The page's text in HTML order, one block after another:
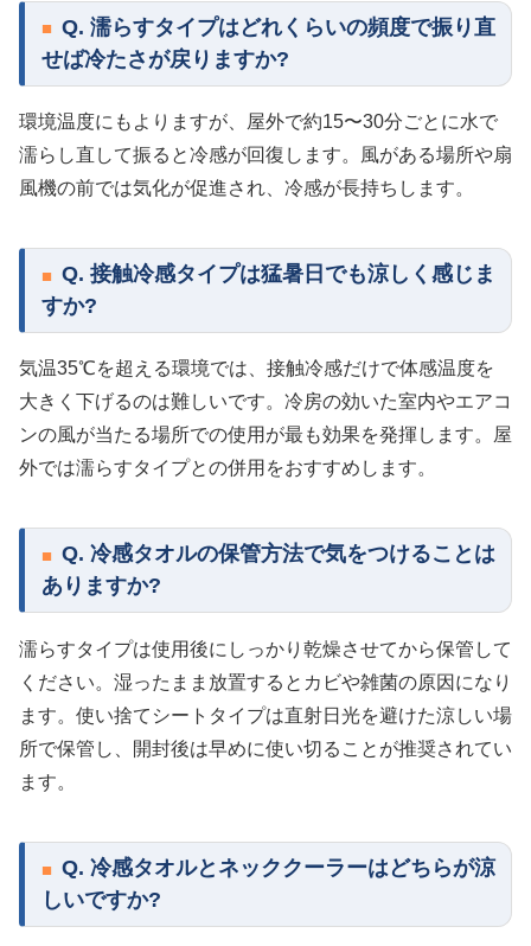
Q. 濡らすタイプはどれくらいの頻度で振り直
せば冷たさが戻りますか?
環境温度にもよりますが、屋外で約15〜30分ごとに水で
濡らし直して振ると冷感が回復します。風がある場所や扇
風機の前では気化が促進され、冷感が長持ちします。
Q. 接触冷感タイプは猛暑日でも涼しく感じま
すか?
気温35℃を超える環境では、接触冷感だけで体感温度を
大きく下げるのは難しいです。冷房の効いた室内やエアコ
ンの風が当たる場所での使用が最も効果を発揮します。屋
外では濡らすタイプとの併用をおすすめします。
Q. 冷感タオルの保管方法で気をつけることは
ありますか?
濡らすタイプは使用後にしっかり乾燥させてから保管して
ください。湿ったまま放置するとカビや雑菌の原因になり
ます。使い捨てシートタイプは直射日光を避けた涼しい場
所で保管し、開封後は早めに使い切ることが推奨されてい
ます。
Q. 冷感タオルとネッククーラーはどちらが涼
しいですか?